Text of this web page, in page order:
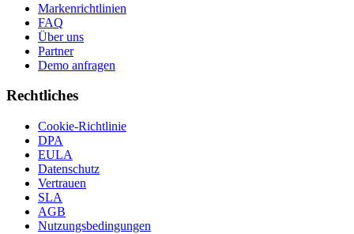
Markenrichtlinien
FAQ
Über uns
Partner
Demo anfragen
Rechtliches
Cookie-Richtlinie
DPA
EULA
Datenschutz
Vertrauen
SLA
AGB
Nutzungsbedingungen